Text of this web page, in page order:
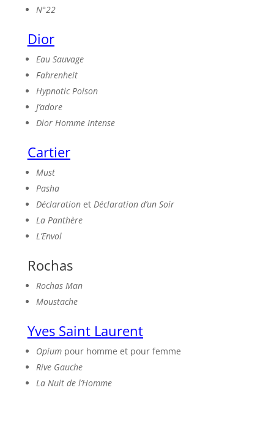
N°22
Dior
Eau Sauvage
Fahrenheit
Hypnotic Poison
J’adore
Dior Homme Intense
Cartier
Must
Pasha
Déclaration etDéclaration d’un Soir
La Panthère
L’Envol
Rochas
Rochas Man
Moustache
Yves Saint Laurent
Opiumpour homme et pour femme
Rive Gauche
La Nuit de l’Homme